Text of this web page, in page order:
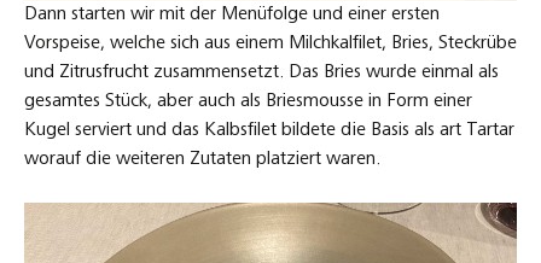
Dann starten wir mit der Menüfolge und einer ersten
Vorspeise, welche sich aus einem Milchkalfilet, Bries, Steckrübe
und Zitrusfrucht zusammensetzt. Das Bries wurde einmal als
gesamtes Stück, aber auch als Briesmousse in Form einer
Kugel serviert und das Kalbsfilet bildete die Basis als art Tartar
worauf die weiteren Zutaten platziert waren.